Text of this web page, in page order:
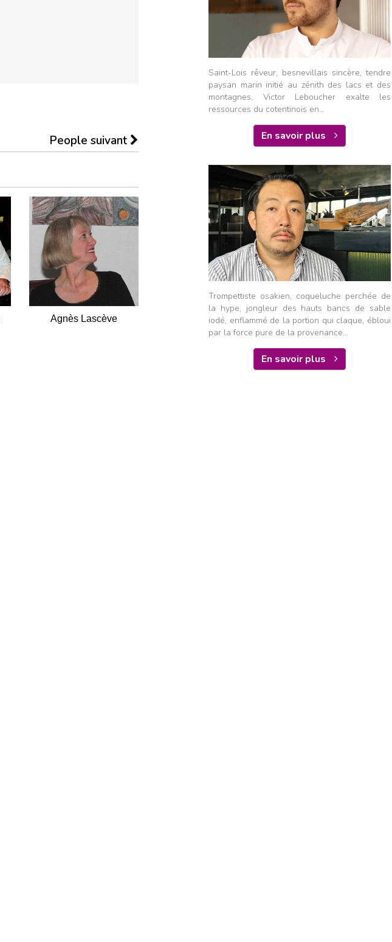
People suivant
Agnès Lascève
Saint-Lois rêveur, besnevillais sincère, tendre
paysan marin initié au zénith des lacs et des
montagnes, Victor Leboucher exalte les
ressources du cotentinois en...
En savoir plus
Trompettiste osakien, coqueluche perchée de
la hype, jongleur des hauts bancs de sable
iodé, enflammé de la portion qui claque, ébloui
par la force pure de la provenance...
En savoir plus